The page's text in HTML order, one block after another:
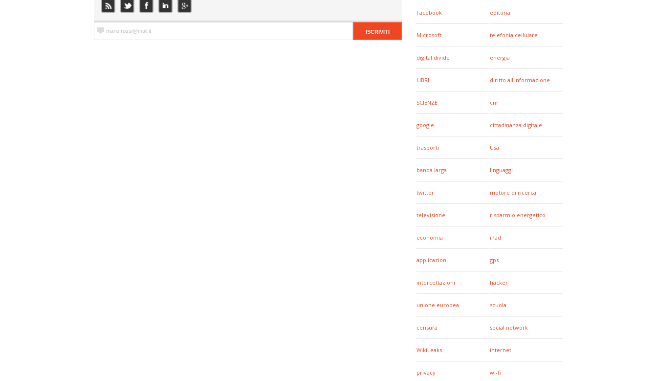
Facebook editoria
Microsoft telefonia cellulare
digital divide energia
LIBRI diritto all'informazione
SCIENZE cnr
google cittadinanza digitale
trasporti Usa
banda larga linguaggi
twitter motore di ricerca
televisione risparmio energetico
economia iPad
applicazioni gps
intercettazioni hacker
unione europea scuola
censura social network
WikiLeaks internet
privacy wi-fi